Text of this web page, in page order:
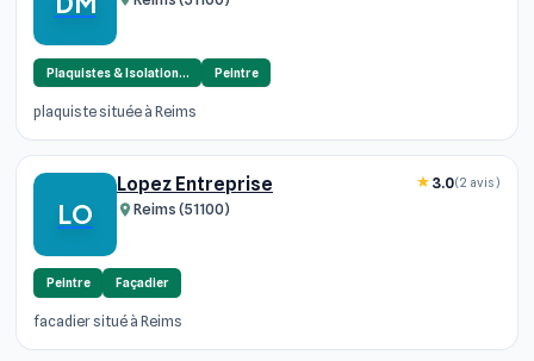
Plaquistes & Isolation… Peintre
plaquiste située à Reims
LO
Lopez Entreprise
Reims (51100)
3.0(2 avis)
Peintre Façadier
facadier situé à Reims